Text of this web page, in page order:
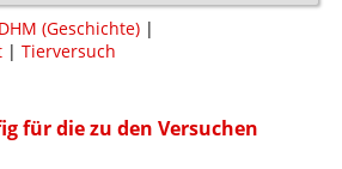
DHM (Geschichte) |
| Tierversuch
für die zu den Versuchen